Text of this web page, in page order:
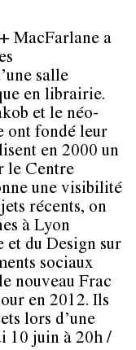
MacFarlane a
salle
en librairie.
et le néo-
ont fondé leur
en 2000 un
le Centre
une visibilité
récents, on
à Lyon
et du Design sur
sociaux
nouveau Frac
en 2012. Ils
lors d’une
10 juin à 20h /